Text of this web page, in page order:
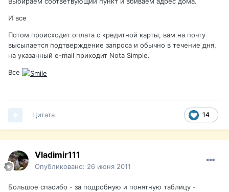
И все
Потом происходит оплата с кредитной карты, вам на почту
высылается подтверждение запроса и обычно в течение дня,
на указанный e-mail приходит Nota Simple.
Все
14
Цитата
Vladimir111
Опубликовано: 26 июня 2011
Большое спасибо - за подробную и понятную таблицу -